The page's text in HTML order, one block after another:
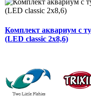
Комплект аквариум с
(LED classic 2x8,6)